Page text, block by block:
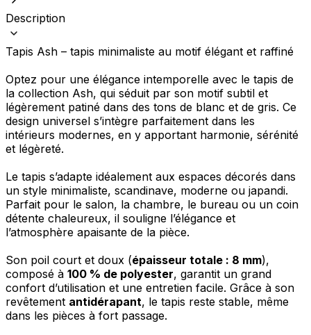
Description
Tapis Ash – tapis minimaliste au motif élégant et raffiné
Optez pour une élégance intemporelle avec le tapis de
la collection Ash, qui séduit par son motif subtil et
légèrement patiné dans des tons de blanc et de gris. Ce
design universel s’intègre parfaitement dans les
intérieurs modernes, en y apportant harmonie, sérénité
et légèreté.
Le tapis s’adapte idéalement aux espaces décorés dans
un style minimaliste, scandinave, moderne ou japandi.
Parfait pour le salon, la chambre, le bureau ou un coin
détente chaleureux, il souligne l’élégance et
l’atmosphère apaisante de la pièce.
Son poil court et doux (épaisseur totale : 8 mm),
composé à 100 % de polyester, garantit un grand
confort d’utilisation et une entretien facile. Grâce à son
revêtement antidérapant, le tapis reste stable, même
dans les pièces à fort passage.